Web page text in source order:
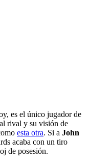
es el único jugador de
rival y su visión de
esta otra. Si a John
acaba con un tiro
de posesión.